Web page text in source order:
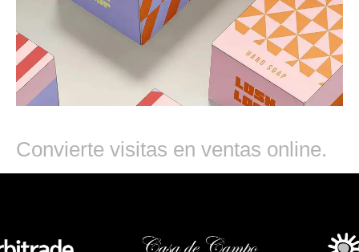
Convierte visitas en ventas online.